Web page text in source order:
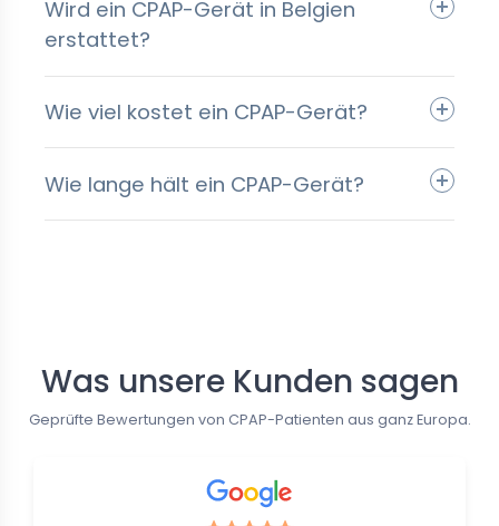
Wird ein CPAP-Gerät in Belgien
erstattet?
Wie viel kostet ein CPAP-Gerät?
Wie lange hält ein CPAP-Gerät?
Was unsere Kunden sagen
Geprüfte Bewertungen von CPAP-Patienten aus ganz Europa.